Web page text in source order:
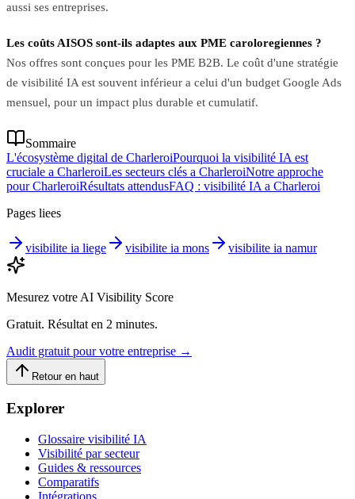
aussi ses entreprises.
Les coûts AISOS sont-ils adaptes aux PME caroloregiennes ?
Nos offres sont conçues pour les PME B2B. Le coût d'une stratégie
de visibilité IA est souvent inférieur a celui d'un budget Google Ads
mensuel, pour un impact plus durable et cumulatif.
Sommaire
L'écosystème digital de CharleroiPourquoi la visibilité IA est
cruciale a CharleroiLes secteurs clés a CharleroiNotre approche
pour CharleroiRésultats attendusFAQ : visibilité IA a Charleroi
Pages liees
visibilite ia liege visibilite ia mons visibilite ia namur
Mesurez votre AI Visibility Score
Gratuit. Résultat en 2 minutes.
Audit gratuit pour votre entreprise →
Retour en haut
Explorer
Glossaire visibilité IA
Visibilité par secteur
Guides & ressources
Comparatifs
Intégrations